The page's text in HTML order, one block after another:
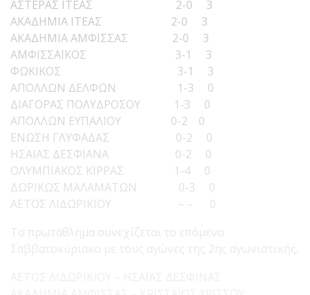
ΑΣΤΕΡΑΣ ΙΤΕΑΣ 2-0 3
ΑΚΑΔΗΜΙΑ ΙΤΕΑΣ 2-0 3
ΑΚΑΔΗΜΙΑ ΑΜΦΙΣΣΑΣ 2-0 3
ΑΜΦΙΣΣΑΪΚΟΣ 3-1 3
ΦΩΚΙΚΟΣ 3-1 3
ΑΠΟΛΛΩΝ ΔΕΛΦΩΝ 1-3 0
ΔΙΑΓΟΡΑΣ ΠΟΛΥΔΡΟΣΟΥ 1-3 0
ΑΠΟΛΛΩΝ ΕΥΠΑΛΙΟΥ 0-2 0
ΕΝΩΣΗ ΓΛΥΦΑΔΑΣ 0-2 0
ΗΣΑΪΑΣ ΔΕΣΦΙΑΝΑ 0-2 0
ΟΛΥΜΠΙΑΚΟΣ ΚΙΡΡΑΣ 1-4 0
ΔΩΡΙΚΩΣ ΜΑΛΑΜΑΤΩΝ 0-3 0
ΑΕΤΟΣ ΛΙΔΩΡΙΚΙΟΥ – – 0
Το πρωτάθλημα συνεχίζεται το επόμενο
Σαββατοκύριακο με τους αγώνες της 2ης αγωνιστικής,